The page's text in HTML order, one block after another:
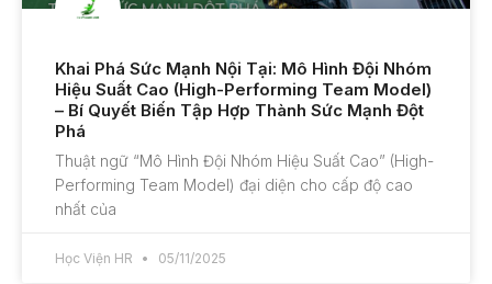
Khai Phá Sức Mạnh Nội Tại: Mô Hình Đội Nhóm
Hiệu Suất Cao (High-Performing Team Model)
– Bí Quyết Biến Tập Hợp Thành Sức Mạnh Đột
Phá
Thuật ngữ “Mô Hình Đội Nhóm Hiệu Suất Cao” (High-
Performing Team Model) đại diện cho cấp độ cao
nhất của
Học Viện HR 05/11/2025